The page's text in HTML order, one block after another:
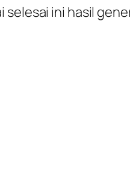
ini hasil